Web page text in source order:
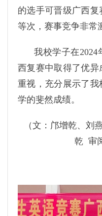
的选手可晋级广西
等次，赛事竞争非常
我校学子在2024
西复赛中取得了优
重视，充分展示了
学的斐然成绩。
（文：邝增乾、刘
乾 审